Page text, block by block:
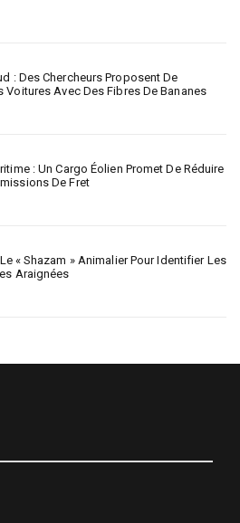
: Des Chercheurs Proposent De
Voitures Avec Des Fibres De Bananes
: Un Cargo Éolien Promet De Réduire
De Fret
« Shazam » Animalier Pour Identifier Les
Araignées